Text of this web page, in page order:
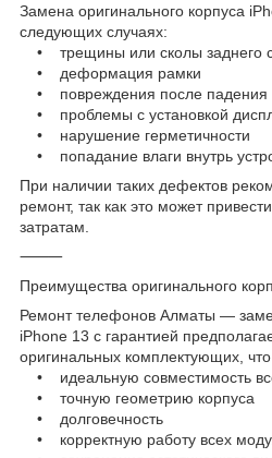
Замена оригинального корпуса
следующих случаях:
• трещины или сколы заднего
• деформация рамки
• повреждения после падения
• проблемы с установкой
• нарушение герметичности
• попадание влаги внутрь
При наличии таких дефектов
ремонт, так как это может
затратам.
⸻
Преимущества оригинального
Ремонт телефонов Алматы —
iPhone 13 с гарантией
оригинальных комплектующих,
• идеальную совместимость
• точную геометрию корпуса
• долговечность
• корректную работу всех